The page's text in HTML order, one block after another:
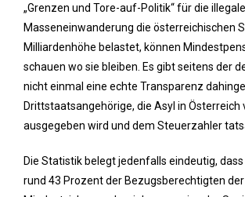
„Grenzen und Tore-auf-Politik“ für die illegale
Masseneinwanderung die österreichischen
Milliardenhöhe belastet, können
schauen wo sie bleiben. Es gibt seitens der
nicht einmal eine echte Transparenz
Drittstaatsangehörige, die Asyl in Österreich
ausgegeben wird und dem Steuerzahler
Die Statistik belegt jedenfalls eindeutig,
rund 43 Prozent der Bezugsberechtigten der